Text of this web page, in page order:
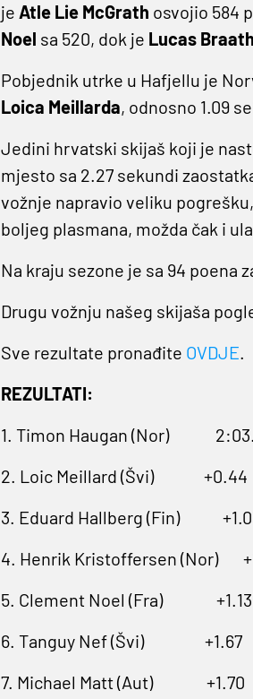
je Atle Lie McGrath osvojio 584
Noel sa 520, dok je Lucas
Pobjednik utrke u Hafjellu je
Loica Meillarda, odnosno 1.09
Jedini hrvatski skijaš koji je
mjesto sa 2.27 sekundi
vožnje napravio veliku
boljeg plasmana, možda čak i
Na kraju sezone je sa 94 poena
Drugu vožnju našeg skijaša
Sve rezultate pronađite OVDJE.
REZULTATI:
1. Timon Haugan (Nor)
2. Loic Meillard (Švi) +0.44
3. Eduard Hallberg (Fin)
4. Henrik Kristoffersen (Nor)
5. Clement Noel (Fra) +1.13
6. Tanguy Nef (Švi) +1.67
7. Michael Matt (Aut) +1.70